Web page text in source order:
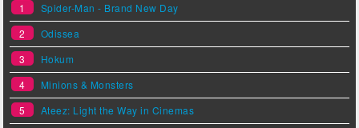
1
Spider-Man - Brand New Day
2
Odissea
3
Hokum
4
Minions & Monsters
5
Ateez: Light the Way in Cinemas